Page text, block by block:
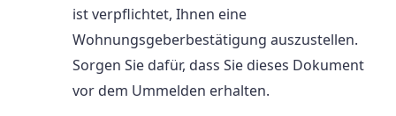
ist verpflichtet, Ihnen eine
Wohnungsgeberbestätigung auszustellen.
Sorgen Sie dafür, dass Sie dieses Dokument
vor dem Ummelden erhalten.